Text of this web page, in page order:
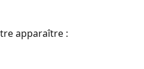
apparaître :